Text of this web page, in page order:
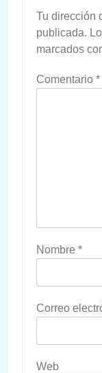
Tu dirección
publicada.
marcados
Comentario *
Nombre *
Correo
Web